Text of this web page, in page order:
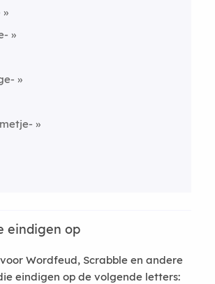
eindigen op
Wordfeud, Scrabble en andere
eindigen op de volgende letters: